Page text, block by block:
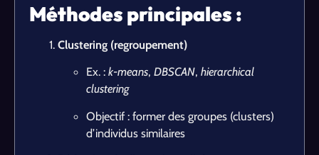
Méthodes principales :
Clustering (regroupement)
Ex. : k-means, DBSCAN, hierarchical
clustering
Objectif : former des groupes (clusters)
d’individus similaires